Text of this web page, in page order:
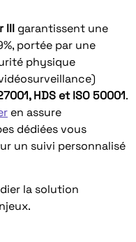
III garantissent une
portée par une
physique
HDS et ISO 50001.
en assure
dédiées vous
un suivi personnalisé
la solution